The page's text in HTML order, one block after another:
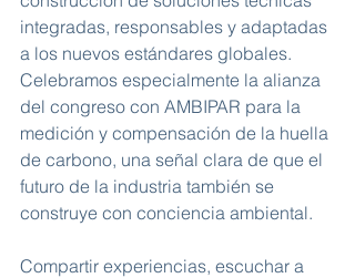
integradas, responsables y adaptadas
a los nuevos estándares globales.
Celebramos especialmente la alianza
del congreso con AMBIPAR para la
medición y compensación de la huella
de carbono, una señal clara de que el
futuro de la industria también se
construye con conciencia ambiental.
Compartir experiencias, escuchar a